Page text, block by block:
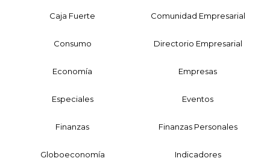
Caja Fuerte Comunidad Empresarial
Consumo Directorio Empresarial
Economía Empresas
Especiales Eventos
Finanzas Finanzas Personales
Globoeconomía Indicadores